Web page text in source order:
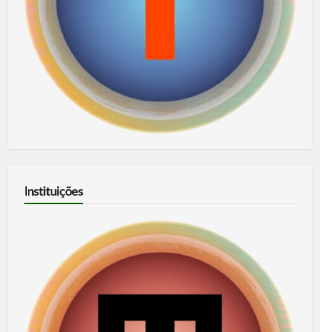
Instituições